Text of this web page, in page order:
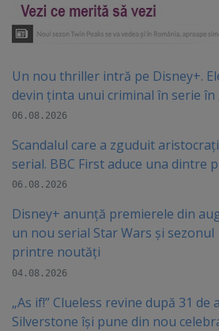
Un nou thriller intră pe Disney+.
devin ținta unui criminal în serie în
06.08.2026
Scandalul care a zguduit
serial. BBC First aduce una dintre
06.08.2026
Disney+ anunță premierele din
un nou serial Star Wars și sezonul
printre noutăți
04.08.2026
„As if!” Clueless revine după 31 de
Silverstone își pune din nou